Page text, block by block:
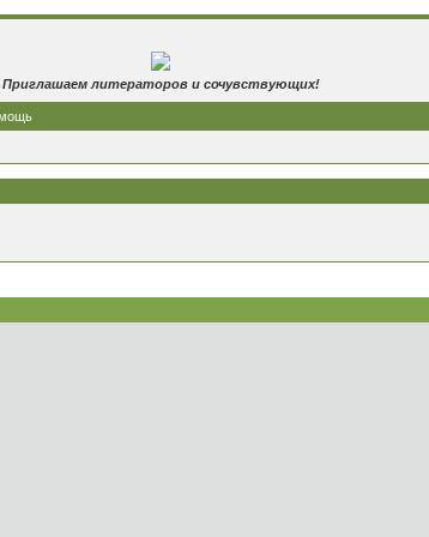
Приглашаем литераторов и сочувствующих!